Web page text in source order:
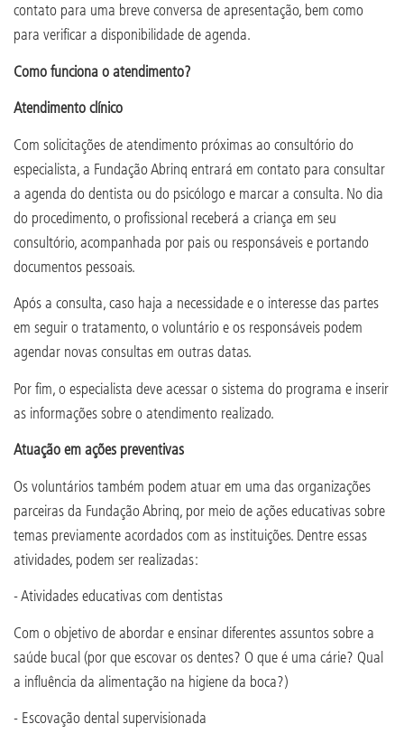
contato para uma breve conversa de apresentação, bem como
para verificar a disponibilidade de agenda.
Como funciona o atendimento?
Atendimento clínico
Com solicitações de atendimento próximas ao consultório do
especialista, a Fundação Abrinq entrará em contato para consultar
a agenda do dentista ou do psicólogo e marcar a consulta. No dia
do procedimento, o profissional receberá a criança em seu
consultório, acompanhada por pais ou responsáveis e portando
documentos pessoais.
Após a consulta, caso haja a necessidade e o interesse das partes
em seguir o tratamento, o voluntário e os responsáveis podem
agendar novas consultas em outras datas.
Por fim, o especialista deve acessar o sistema do programa e inserir
as informações sobre o atendimento realizado.
Atuação em ações preventivas
Os voluntários também podem atuar em uma das organizações
parceiras da Fundação Abrinq, por meio de ações educativas sobre
temas previamente acordados com as instituições. Dentre essas
atividades, podem ser realizadas:
- Atividades educativas com dentistas
Com o objetivo de abordar e ensinar diferentes assuntos sobre a
saúde bucal (por que escovar os dentes? O que é uma cárie? Qual
a influência da alimentação na higiene da boca?)
- Escovação dental supervisionada